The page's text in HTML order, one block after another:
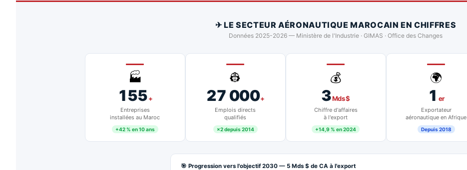
✈ LE SECTEUR AÉRONAUTIQUE MAROCAIN EN CHIFFRES
Données 2025-2026 — Ministère de l'Industrie · GIMAS · Office des Changes
🏭
155+
Entreprises
installées au Maroc
+42 % en 10 ans
👷
27 000+
Emplois directs
qualifiés
×2 depuis 2014
💰
3Mds $
Chiffre d'affaires
à l'export
+14,9 % en 2024
🌍
1 er
Exportateur
aéronautique en Afrique
Depuis 2018
🎯 Progression vers l'objectif 2030 — 5 Mds $ de CA à l'export